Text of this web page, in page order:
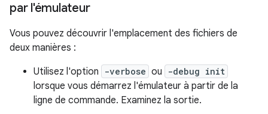
par l'émulateur
Vous pouvez découvrir l'emplacement des fichiers de
deux manières :
Utilisez l'option
-verbose ou -debug init
lorsque vous démarrez l'émulateur à partir de la
ligne de commande. Examinez la sortie.